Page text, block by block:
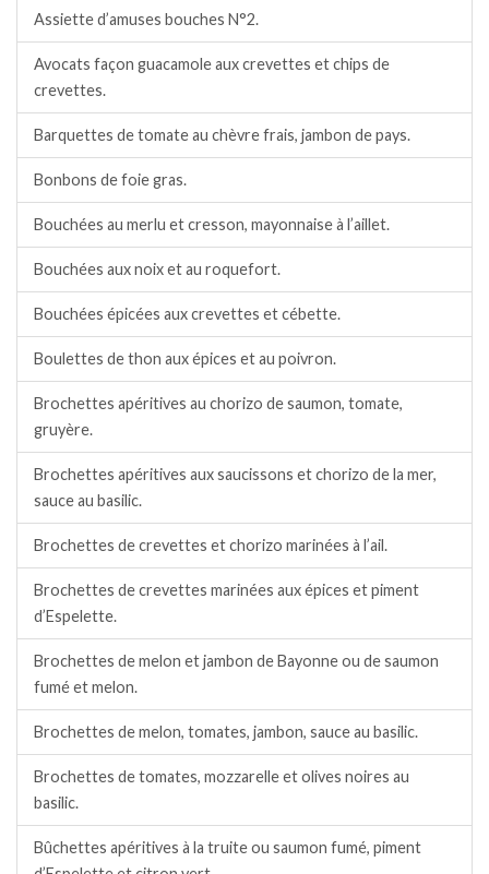
Assiette d’amuses bouches N°2.
Avocats façon guacamole aux crevettes et chips de
crevettes.
Barquettes de tomate au chèvre frais, jambon de pays.
Bonbons de foie gras.
Bouchées au merlu et cresson, mayonnaise à l’aillet.
Bouchées aux noix et au roquefort.
Bouchées épicées aux crevettes et cébette.
Boulettes de thon aux épices et au poivron.
Brochettes apéritives au chorizo de saumon, tomate,
gruyère.
Brochettes apéritives aux saucissons et chorizo de la mer,
sauce au basilic.
Brochettes de crevettes et chorizo marinées à l’ail.
Brochettes de crevettes marinées aux épices et piment
d’Espelette.
Brochettes de melon et jambon de Bayonne ou de saumon
fumé et melon.
Brochettes de melon, tomates, jambon, sauce au basilic.
Brochettes de tomates, mozzarelle et olives noires au
basilic.
Bûchettes apéritives à la truite ou saumon fumé, piment